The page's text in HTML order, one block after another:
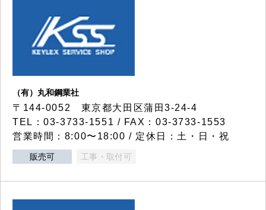
（有）丸和鋼業社
〒144-0052 東京都大田区蒲田3-24-4
TEL：03-3733-1551 / FAX：03-3733-1553
営業時間：8:00〜18:00 / 定休日：土・日・祝
販売可 工事・取付可